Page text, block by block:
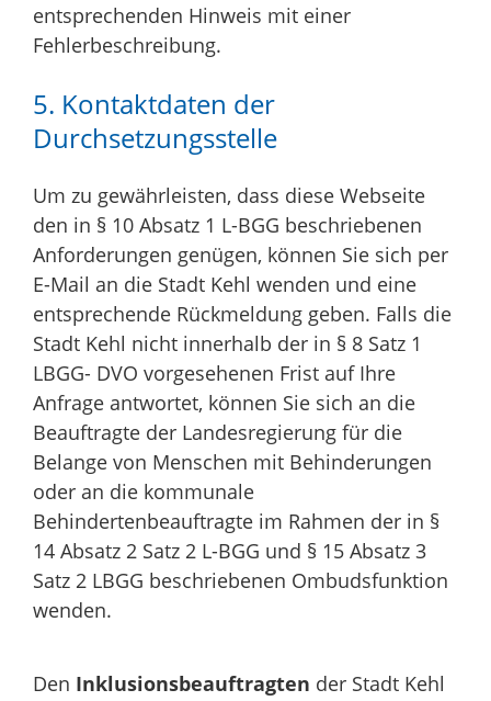
entsprechenden Hinweis mit einer
Fehlerbeschreibung.
5. Kontaktdaten der
Durchsetzungsstelle
Um zu gewährleisten, dass diese Webseite
den in § 10 Absatz 1 L-BGG beschriebenen
Anforderungen genügen, können Sie sich per
E-Mail an die Stadt Kehl wenden und eine
entsprechende Rückmeldung geben. Falls die
Stadt Kehl nicht innerhalb der in § 8 Satz 1
LBGG- DVO vorgesehenen Frist auf Ihre
Anfrage antwortet, können Sie sich an die
Beauftragte der Landesregierung für die
Belange von Menschen mit Behinderungen
oder an die kommunale
Behindertenbeauftragte im Rahmen der in §
14 Absatz 2 Satz 2 L-BGG und § 15 Absatz 3
Satz 2 LBGG beschriebenen Ombudsfunktion
wenden.
Den Inklusionsbeauftragten der Stadt Kehl